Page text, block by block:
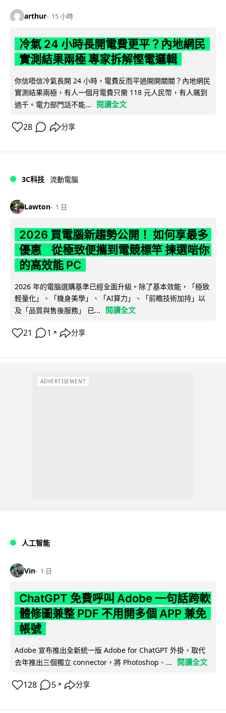
arthur 15 小時
冷氣 24 小時長開電費更平？內地網民
實測結果兩極 專家拆解慳電邏輯
你信唔信冷氣長開 24 小時，電費反而平過開開關關？內地網民
實測結果兩極，有人一個月電費只需 118 元人民幣，有人飆到
過千。電力部門話不能...
閱讀全文
28 分享
3C科技 流動電腦
Lawton 1 日
2026 買電腦新趨勢公開！ 如何享最多
優惠 從極致便攜到電競標竿 揀選啱你
的高效能 PC
2026 年的電腦選購基準已經全面升級。除了基本效能，「極致
輕量化」、「機身美學」、「AI算力」、「前瞻技術加持」以
及「品質與售後服務」 已...
閱讀全文
21 1 ↗ 分享
ADVERTISEMENT
人工智能
Vin 1 日
ChatGPT 免費呼叫 Adobe 一句話跨軟
體修圖兼整 PDF 不用開多個 APP 兼免
帳號
Adobe 宣布推出全新統一版 Adobe for ChatGPT 外掛，取代
去年推出三個獨立 connector，將 Photoshop、...
閱讀全文
128 5 ↗ 分享